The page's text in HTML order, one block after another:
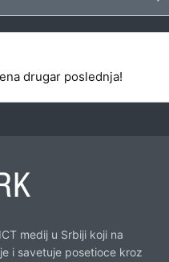
drugar poslednja!
medij u Srbiji koji na
i savetuje posetioce kroz